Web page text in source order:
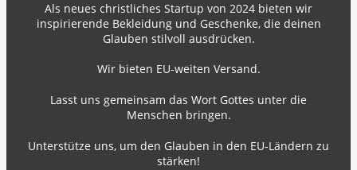
Als neues christliches Startup von 2024 bieten wir
inspirierende Bekleidung und Geschenke, die deinen
Glauben stilvoll ausdrücken.
Wir bieten EU-weiten Versand.
Lasst uns gemeinsam das Wort Gottes unter die
Menschen bringen.
Unterstütze uns, um den Glauben in den EU-Ländern zu
stärken!